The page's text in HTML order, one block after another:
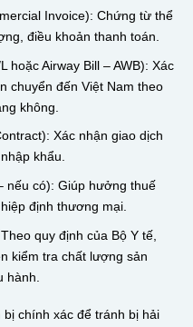
Invoice): Chứng từ thể
điều khoản thanh toán.
hoặc Airway Bill – AWB): Xác
chuyển đến Việt Nam theo
không.
Xác nhận giao dịch
khẩu.
nếu có): Giúp hưởng thuế
định thương mại.
quy định của Bộ Y tế,
kiểm tra chất lượng sản
hành.
chính xác để tránh bị hải